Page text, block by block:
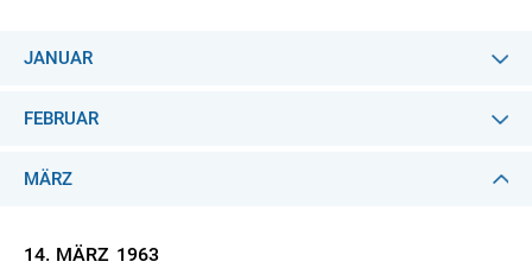
JANUAR
FEBRUAR
MÄRZ
14. MÄRZ 1963